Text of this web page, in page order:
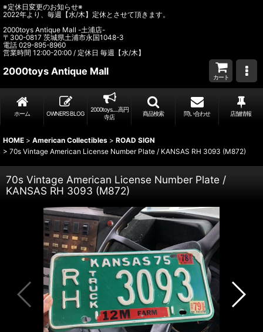
※定休日変更のお知らせ※
2022年より、毎週【水/木】定休とさせて頂きます。
2000toys Antique Mall -土浦店-
〒300-0817 茨城県土浦市永国1048-3
電話 029-895-8960
営業時間 12:00-20:00 / 定休日 毎週【水/木】
2000toys Antique Mall
カート
ホーム OWNER’S BLOG
2000toys.....高円
寺店
商品検索 問い合わせ 店舗情報
HOME > American Collectibles > ROAD SIGN
> 70s Vintage American License Number Plate / KANSAS RH 3093 (M872)
70s Vintage American License Number Plate /
KANSAS RH 3093 (M872)